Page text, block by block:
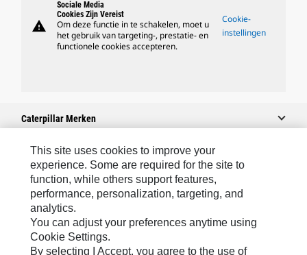
warning
Sociale Media
Cookies Zijn Vereist
Om deze functie in te schakelen, moet u
het gebruik van targeting-, prestatie- en
functionele cookies accepteren.
Cookie-
instellingen
Caterpillar Merken
Caterpillar.com
Contact Caterpillar
Mijn Marketingvoorkeuren
Site Map
This site uses cookies to improve your
experience. Some are required for the site to
function, while others support features,
performance, personalization, targeting, and
analytics.
You can adjust your preferences anytime using
Cookie Settings.
By selecting I Accept, you agree to the use of